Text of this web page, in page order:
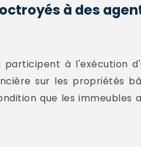
à des
participent à l'exécution
sur les propriétés
que les immeubles